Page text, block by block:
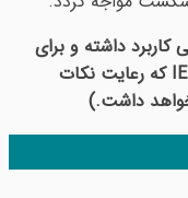
داشته و برای
مصاحبه هایی نظیر آزمون IELTS Speaking که رعایت نکات
داشت.)